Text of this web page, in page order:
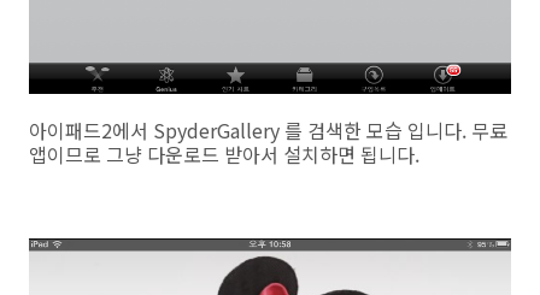
아이패드2에서 SpyderGallery 를 검색한 모습 입니다. 무료
앱이므로 그냥 다운로드 받아서 설치하면 됩니다.